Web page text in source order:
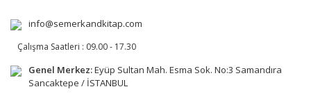
info@semerkandkitap.com
Çalışma Saatleri : 09.00 - 17.30
Genel Merkez:Eyüp Sultan Mah. Esma Sok. No:3 Samandıra
Sancaktepe / İSTANBUL